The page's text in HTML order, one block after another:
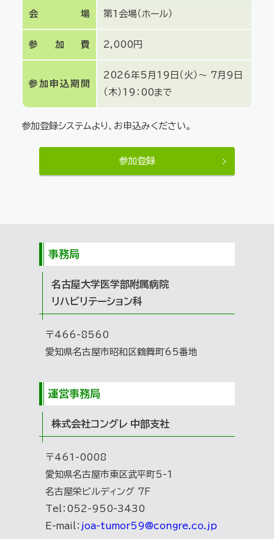
会場 第1会場（ホール）
参加費 2,000円
参加申込期間
2026年5月19日（火）～ 7月9日
（木）19：00まで
参加登録システムより、お申込みください。
参加登録
事務局
名古屋大学医学部附属病院
リハビリテーション科
〒466-8560
愛知県名古屋市昭和区鶴舞町65番地
運営事務局
株式会社コングレ 中部支社
〒461-0008
愛知県名古屋市東区武平町5-1
名古屋栄ビルディング 7F
Tel：052-950-3430
E-mail： joa-tumor59@congre.co.jp